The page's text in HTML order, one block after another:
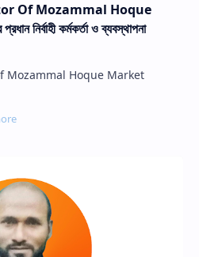
Of Mozammal Hoque
নির্বাহী কর্মকর্তা ও ব্যবস্থাপনা
Mozammal Hoque Market